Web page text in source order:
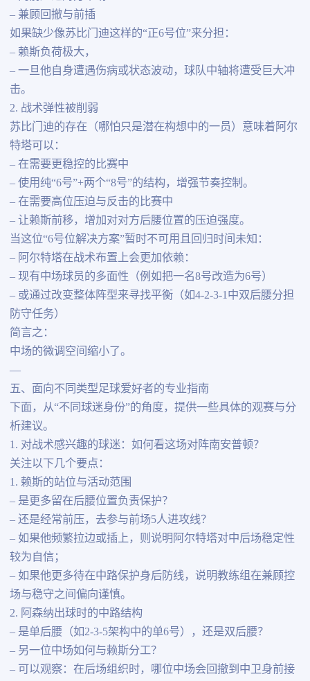
– 兼顾回撤与前插
如果缺少像苏比门迪这样的“正6号位”来分担：
– 赖斯负荷极大，
– 一旦他自身遭遇伤病或状态波动，球队中轴将遭受巨大冲
击。
2. 战术弹性被削弱
苏比门迪的存在（哪怕只是潜在构想中的一员）意味着阿尔
特塔可以：
– 在需要更稳控的比赛中
– 使用纯“6号”+两个“8号”的结构，增强节奏控制。
– 在需要高位压迫与反击的比赛中
– 让赖斯前移，增加对对方后腰位置的压迫强度。
当这位“6号位解决方案”暂时不可用且回归时间未知：
– 阿尔特塔在战术布置上会更加依赖：
– 现有中场球员的多面性（例如把一名8号改造为6号）
– 或通过改变整体阵型来寻找平衡（如4-2-3-1中双后腰分担
防守任务）
简言之：
中场的微调空间缩小了。
—
五、面向不同类型足球爱好者的专业指南
下面，从“不同球迷身份”的角度，提供一些具体的观赛与分
析建议。
1. 对战术感兴趣的球迷：如何看这场对阵南安普顿？
关注以下几个要点：
1. 赖斯的站位与活动范围
– 是更多留在后腰位置负责保护？
– 还是经常前压，去参与前场5人进攻线？
– 如果他频繁拉边或插上，则说明阿尔特塔对中后场稳定性
较为自信；
– 如果他更多待在中路保护身后防线，说明教练组在兼顾控
场与稳守之间偏向谨慎。
2. 阿森纳出球时的中路结构
– 是单后腰（如2-3-5架构中的单6号），还是双后腰？
– 另一位中场如何与赖斯分工？
– 可以观察：在后场组织时，哪位中场会回撤到中卫身前接